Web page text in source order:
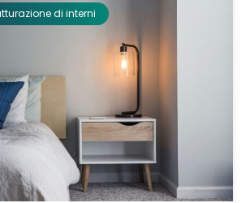
di interni